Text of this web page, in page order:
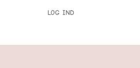
LOG IND